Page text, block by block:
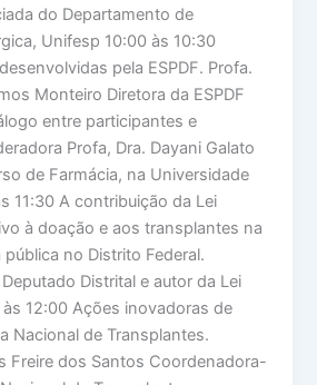
do Departamento de
Unifesp 10:00 às 10:30
pela ESPDF. Profa.
Monteiro Diretora da ESPDF
entre participantes e
Profa, Dra. Dayani Galato
de Farmácia, na Universidade
11:30 A contribuição da Lei
à doação e aos transplantes na
no Distrito Federal.
Distrital e autor da Lei
12:00 Ações inovadoras de
Nacional de Transplantes.
Freire dos Santos Coordenadora-